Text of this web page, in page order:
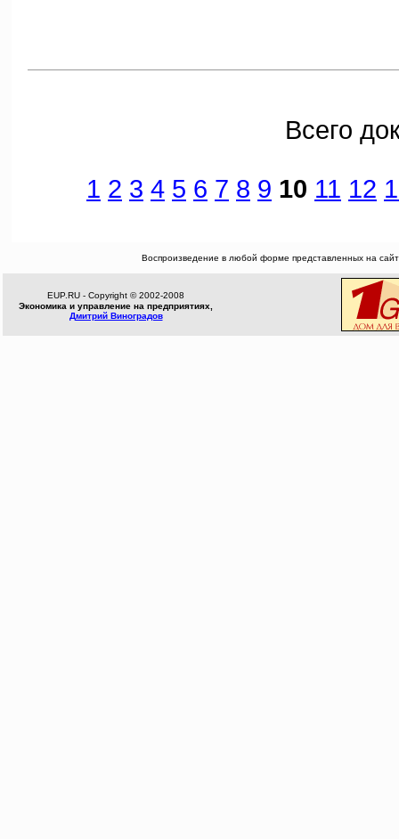
Всего
1 2 3 4 5 6 7 8 9 10 11 12
Воспроизведение в любой форме представленных на
EUP.RU - Copyright © 2002-2008
Экономика и управление на предприятиях,
Дмитрий Виноградов